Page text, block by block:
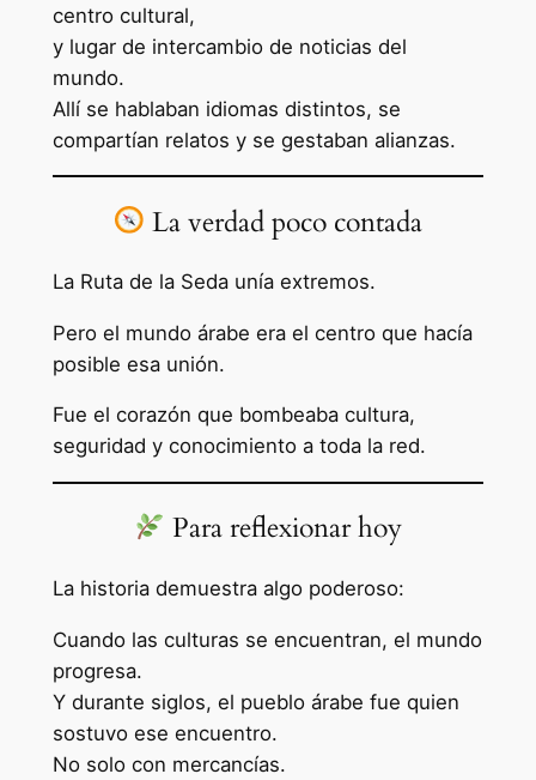
centro cultural,
y lugar de intercambio de noticias del
mundo.
Allí se hablaban idiomas distintos, se
compartían relatos y se gestaban alianzas.
La verdad poco contada
La Ruta de la Seda unía extremos.
Pero el mundo árabe era el centro que hacía
posible esa unión.
Fue el corazón que bombeaba cultura,
seguridad y conocimiento a toda la red.
Para reflexionar hoy
La historia demuestra algo poderoso:
Cuando las culturas se encuentran, el mundo
progresa.
Y durante siglos, el pueblo árabe fue quien
sostuvo ese encuentro.
No solo con mercancías.